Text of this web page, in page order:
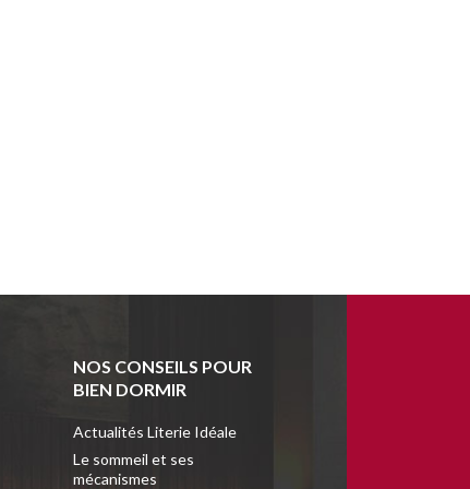
NOS CONSEILS POUR
BIEN DORMIR
Actualités Literie Idéale
Le sommeil et ses
mécanismes